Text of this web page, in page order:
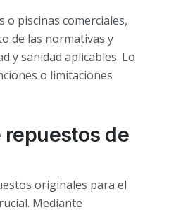
o piscinas comerciales,
de las normativas y
y sanidad aplicables. Lo
o limitaciones
de
originales para el
Mediante